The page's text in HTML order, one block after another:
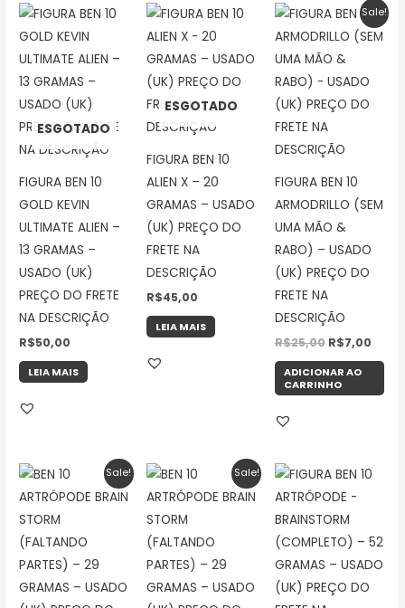
ESGOTADO
FIGURA BEN 10
GOLD KEVIN
ULTIMATE ALIEN –
13 GRAMAS –
USADO (UK)
PREÇO DO FRETE
NA DESCRIÇÃO
R$50,00
LEIA MAIS
ESGOTADO
FIGURA BEN 10
ALIEN X – 20
GRAMAS – USADO
(UK) PREÇO DO
FRETE NA
DESCRIÇÃO
R$45,00
LEIA MAIS
Sale!
FIGURA BEN 10
ARMODRILLO (SEM
UMA MÃO &
RABO) – USADO
(UK) PREÇO DO
FRETE NA
DESCRIÇÃO
R$25,00
O
preço
original
era:
R$25,00.
R$7,00
O
atual
ADICIONAR AO
CARRINHO
Sale!
preço
original
O
preço
atual
R$15,00.
Sale!
preço
original
O
preço
atual
R$15,00.